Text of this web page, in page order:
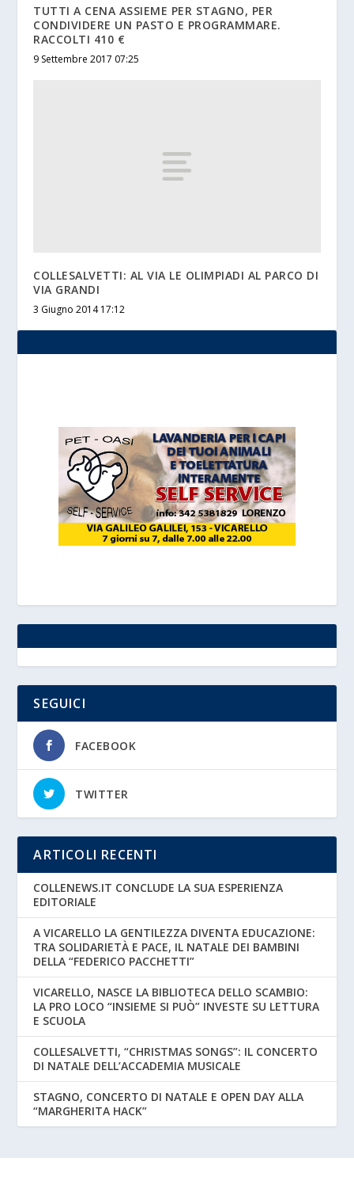
TUTTI A CENA ASSIEME PER STAGNO, PER
CONDIVIDERE UN PASTO E PROGRAMMARE.
RACCOLTI 410 €
9 Settembre 2017 07:25
COLLESALVETTI: AL VIA LE OLIMPIADI AL PARCO DI
VIA GRANDI
3 Giugno 2014 17:12
SEGUICI
FACEBOOK
TWITTER
ARTICOLI RECENTI
COLLENEWS.IT CONCLUDE LA SUA ESPERIENZA
EDITORIALE
A VICARELLO LA GENTILEZZA DIVENTA EDUCAZIONE:
TRA SOLIDARIETÀ E PACE, IL NATALE DEI BAMBINI
DELLA “FEDERICO PACCHETTI”
VICARELLO, NASCE LA BIBLIOTECA DELLO SCAMBIO:
LA PRO LOCO “INSIEME SI PUÒ” INVESTE SU LETTURA
E SCUOLA
COLLESALVETTI, “CHRISTMAS SONGS”: IL CONCERTO
DI NATALE DELL’ACCADEMIA MUSICALE
STAGNO, CONCERTO DI NATALE E OPEN DAY ALLA
“MARGHERITA HACK”